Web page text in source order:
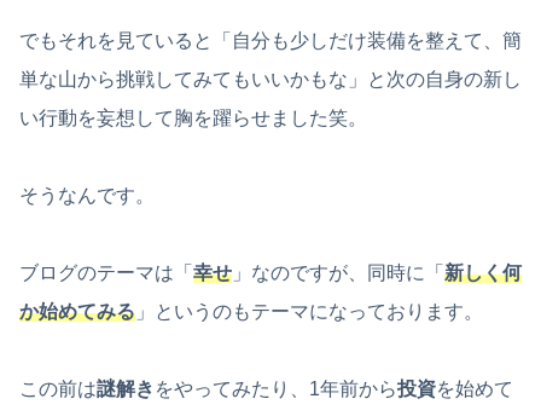
でもそれを見ていると「自分も少しだけ装備を整えて、簡
単な山から挑戦してみてもいいかもな」と次の自身の新し
い行動を妄想して胸を躍らせました笑。
そうなんです。
ブログのテーマは「 幸せ 」なのですが、同時に「 新しく何
か始めてみる 」というのもテーマになっております。
この前は謎解き をやってみたり、1年前から投資を始めて